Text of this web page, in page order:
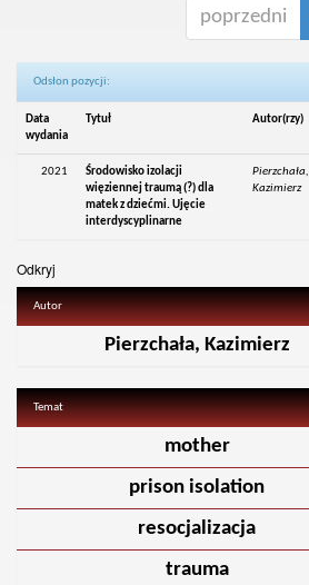
poprzedni
Odsłon pozycji:
Data
wydania
Tytuł Autor(rzy)
2021
Środowisko izolacji
więziennej traumą (?) dla
matek z dziećmi. Ujęcie
interdyscyplinarne
Pierzchała,
Kazimierz
Odkryj
Autor
Pierzchała, Kazimierz
Temat
mother
prison isolation
resocjalizacja
trauma